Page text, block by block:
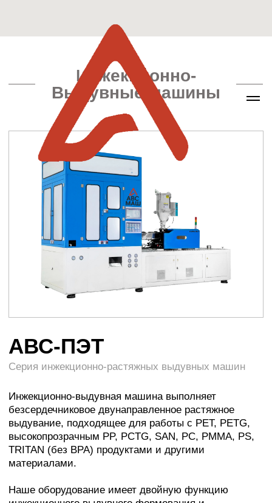
Инжекционно-
Выдувные машины
Инжекционно-выдувная машина выполняет
безсердечниковое двунаправленное растяжное
Наше оборудование имеет двойную функцию
инжекционного растяжного выдувного формования.
выдувания, имеют более равномерную толщину
стенок по сравнению с неростяжными
изделиями. Одноступенчатая инжекционно-
растяжная выдувная машина более эффективна
и экономична в потреблении энергии.
Серия инжекционно-растяжных выдувных машин
АВС-ПЭТ